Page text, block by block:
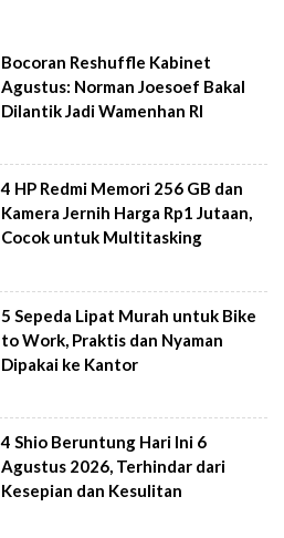
Bocoran Reshuffle Kabinet
Agustus: Norman Joesoef Bakal
Dilantik Jadi Wamenhan RI
4 HP Redmi Memori 256 GB dan
Kamera Jernih Harga Rp1 Jutaan,
Cocok untuk Multitasking
5 Sepeda Lipat Murah untuk Bike
to Work, Praktis dan Nyaman
Dipakai ke Kantor
4 Shio Beruntung Hari Ini 6
Agustus 2026, Terhindar dari
Kesepian dan Kesulitan